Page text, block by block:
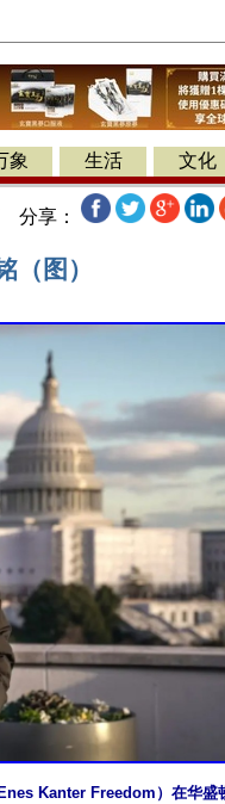
象 生活 文化
分享：
图）
Kanter Freedom）在华